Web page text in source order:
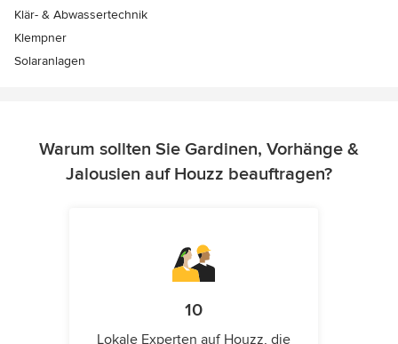
Klär- & Abwassertechnik
Klempner
Solaranlagen
Warum sollten Sie Gardinen, Vorhänge &
Jalousien auf Houzz beauftragen?
10
Lokale Experten auf Houzz, die